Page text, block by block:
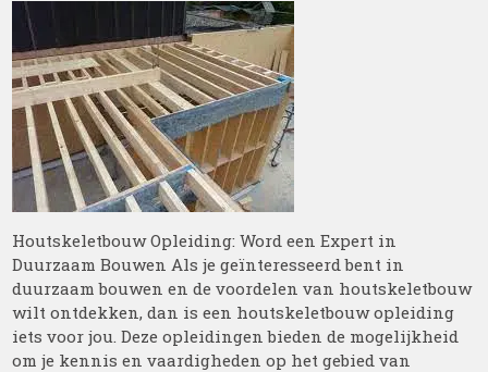
Houtskeletbouw Opleiding: Word een Expert in
Duurzaam Bouwen Als je geïnteresseerd bent in
duurzaam bouwen en de voordelen van houtskeletbouw
wilt ontdekken, dan is een houtskeletbouw opleiding
iets voor jou. Deze opleidingen bieden de mogelijkheid
om je kennis en vaardigheden op het gebied van